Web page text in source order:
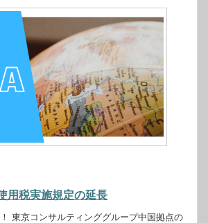
用税実施規定の延長
東京コンサルティンググループ中国拠点の